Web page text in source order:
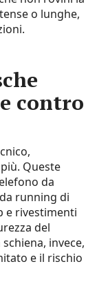
o lunghe,
contro
Queste
da
running di
e rivestimenti
del
invece,
e il rischio